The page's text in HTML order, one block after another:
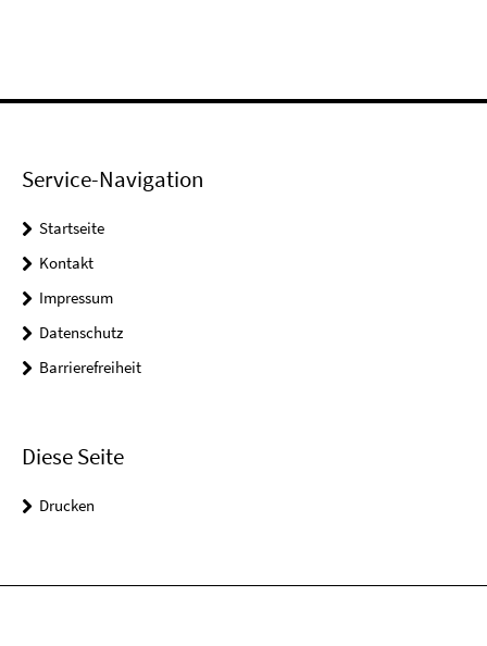
Service-Navigation
Startseite
Kontakt
Impressum
Datenschutz
Barrierefreiheit
Diese Seite
Drucken